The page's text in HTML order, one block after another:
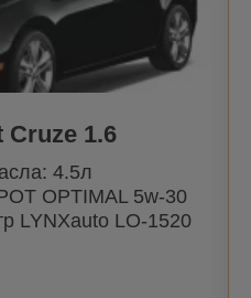
| 13-
Cruze 1.6
4.5л
OPTIMAL 5w-30
LYNXauto LO-1520